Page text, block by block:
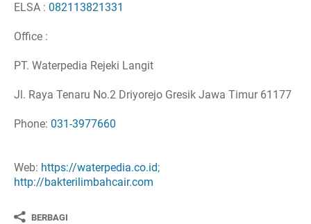
ELSA : 082113821331
Office :
PT. Waterpedia Rejeki Langit
Jl. Raya Tenaru No.2 Driyorejo Gresik Jawa Timur 61177
Phone: 031-3977660
Web: https://waterpedia.co.id;
http://bakterilimbahcair.com
BERBAGI